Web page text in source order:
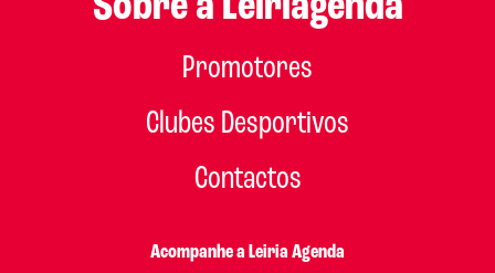
Promotores
Clubes Desportivos
Contactos
Acompanhe a Leiria Agenda